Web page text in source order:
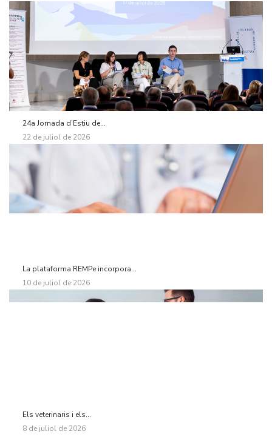
24a Jornada d’Estiu de...
22 de juliol de 2026
La plataforma REMPe incorpora...
10 de juliol de 2026
Els veterinaris i els...
8 de juliol de 2026